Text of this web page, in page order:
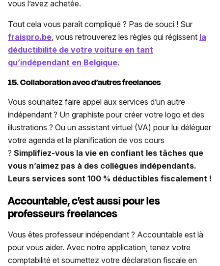
vous l’avez achetée.
Tout cela vous paraît compliqué ? Pas de souci ! Sur
fraispro.be , vous retrouverez les règles qui régissent la
déductibilité de votre voiture en tant
qu’indépendant en Belgique.
15. Collaboration avec d’autres freelances
Vous souhaitez faire appel aux services d’un autre
indépendant ? Un graphiste pour créer votre logo et des
illustrations ? Ou un assistant virtuel (VA) pour lui déléguer
votre agenda et la planification de vos cours
? Simplifiez-vous la vie en confiant les tâches que
vous n’aimez pas à des collègues indépendants.
Leurs services sont 100 % déductibles fiscalement !
Accountable, c’est aussi pour les
professeurs freelances
Vous êtes professeur indépendant ? Accountable est là
pour vous aider. Avec notre application, tenez votre
comptabilité et soumettez votre déclaration fiscale en